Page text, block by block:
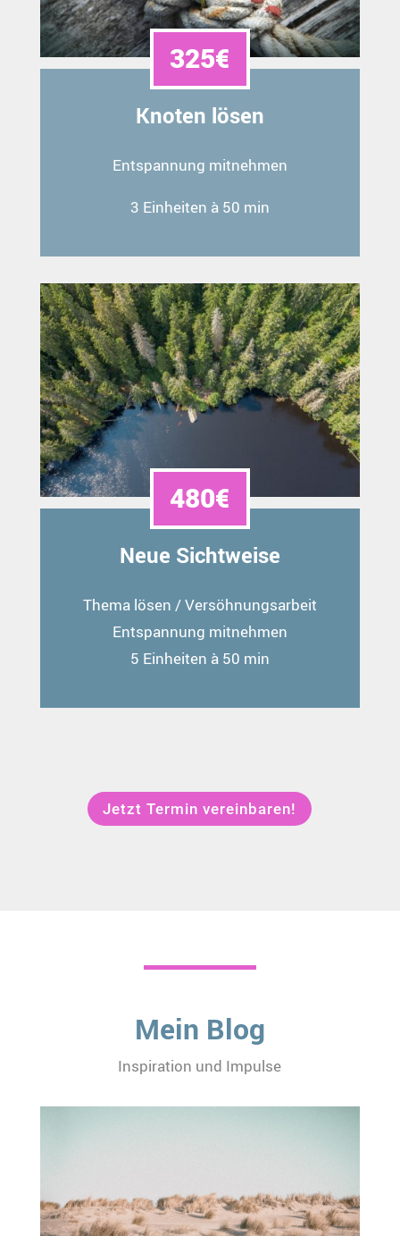
325€
Knoten lösen
Entspannung mitnehmen
3 Einheiten à 50 min
480€
Neue Sichtweise
Thema lösen / Versöhnungsarbeit
Entspannung mitnehmen
5 Einheiten à 50 min
Jetzt Termin vereinbaren!
Mein Blog
Inspiration und Impulse